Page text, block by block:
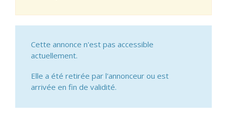
Cette annonce n'est pas accessible
actuellement.
Elle a été retirée par l'annonceur ou est
arrivée en fin de validité.